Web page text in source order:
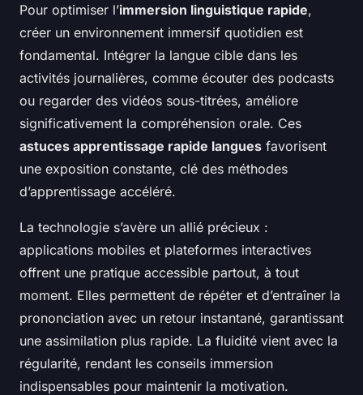
Pour optimiser l’immersion linguistique rapide,
créer un environnement immersif quotidien est
fondamental. Intégrer la langue cible dans les
activités journalières, comme écouter des podcasts
ou regarder des vidéos sous-titrées, améliore
significativement la compréhension orale. Ces
astuces apprentissage rapide langues favorisent
une exposition constante, clé des méthodes
d’apprentissage accéléré.
La technologie s’avère un allié précieux :
applications mobiles et plateformes interactives
offrent une pratique accessible partout, à tout
moment. Elles permettent de répéter et d’entraîner la
prononciation avec un retour instantané, garantissant
une assimilation plus rapide. La fluidité vient avec la
régularité, rendant les conseils immersion
indispensables pour maintenir la motivation.